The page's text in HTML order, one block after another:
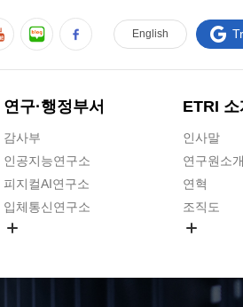
연구·행정부서
감사부
인공지능연구소
피지컬AI연구소
입체통신연구소
ETRI 소
인사말
연구원소개
연혁
조직도
연구원 고
English